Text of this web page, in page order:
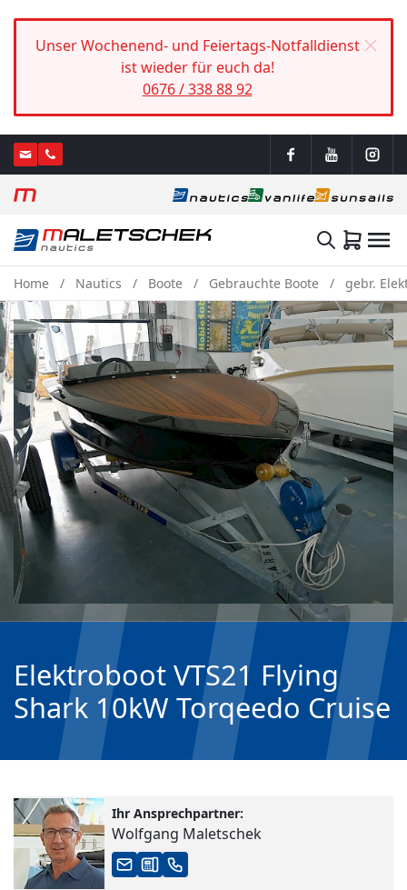
Unser Wochenend- und Feiertags-Notfalldienst
ist wieder für euch da!
0676 / 338 88 92
Home Nautics Boote Gebrauchte Boote gebr.
Elektroboot VTS21 Flying
Shark 10kW Torqeedo Cruise
Ihr Ansprechpartner:
Wolfgang Maletschek